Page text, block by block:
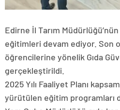
Edirne İl Tarım
eğitimleri devam ediyor. Son
öğrencilerine yönelik Gıda
gerçekleştirildi.
2025 Yılı Faaliyet Planı
yürütülen eğitim programları